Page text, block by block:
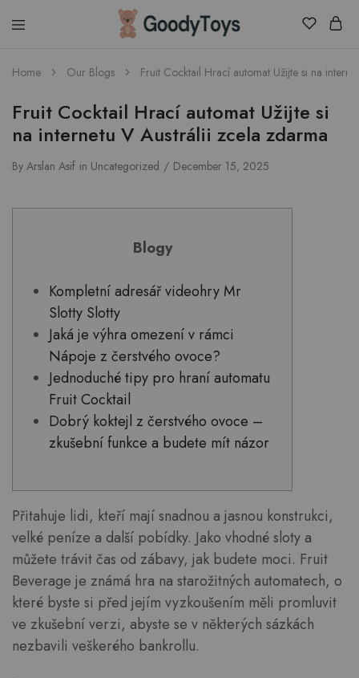
Children
Toys
Home Our Blogs Fruit Cocktail Hrací automat Užijte si na
Fruit Cocktail Hrací automat Užijte si
na internetu V Austrálii zcela zdarma
By Arslan Asif in Uncategorized December 15, 2025
Blogy
Kompletní adresář videohry Mr
Slotty Slotty
Jaká je výhra omezení v rámci
Nápoje z čerstvého ovoce?
Jednoduché tipy pro hraní automatu
Fruit Cocktail
Dobrý koktejl z čerstvého ovoce –
zkušební funkce a budete mít názor
Přitahuje lidi, kteří mají snadnou a jasnou konstrukci,
velké peníze a další pobídky. Jako vhodné sloty a
můžete trávit čas od zábavy, jak budete moci. Fruit
Beverage je známá hra na starožitných automatech, o
které byste si před jejím vyzkoušením měli promluvit
ve zkušební verzi, abyste se v některých sázkách
nezbavili veškerého bankrollu.